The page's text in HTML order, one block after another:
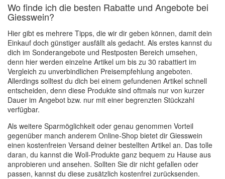
Wo finde ich die besten Rabatte und Angebote bei
Giesswein?
Hier gibt es mehrere Tipps, die wir dir geben können, damit dein
Einkauf doch günstiger ausfällt als gedacht. Als erstes kannst du
dich im Sonderangebote und Restposten Bereich umsehen,
denn hier werden einzelne Artikel um bis zu 30 rabattiert im
Vergleich zu unverbindlichen Preisempfehlung angeboten.
Allerdings solltest du dich bei einem gefundenen Artikel schnell
entscheiden, denn diese Produkte sind oftmals nur von kurzer
Dauer im Angebot bzw. nur mit einer begrenzten Stückzahl
verfügbar.
Als weitere Sparmöglichkeit oder genau genommen Vorteil
gegenüber manch anderem Online-Shop bietet dir Giesswein
einen kostenfreien Versand deiner bestellten Artikel an. Das tolle
daran, du kannst die Woll-Produkte ganz bequem zu Hause aus
anprobieren und ansehen. Sollten Sie dir nicht gefallen oder
passen, kannst du diese zusätzlich kostenfrei zurücksenden.